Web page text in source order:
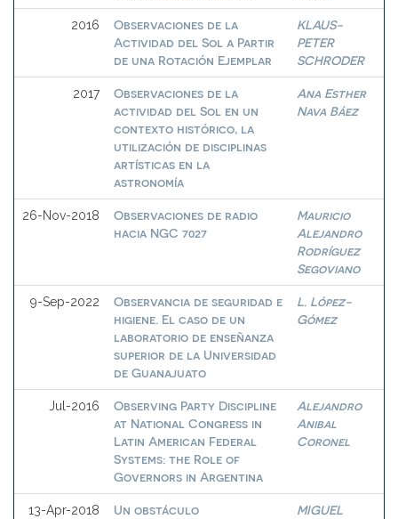
2016
Observaciones de la
Actividad del Sol a Partir
de una Rotación Ejemplar
KLAUS-
PETER
SCHRODER
2017
Observaciones de la
actividad del Sol en un
contexto histórico, la
utilización de disciplinas
artísticas en la
astronomía
Ana Esther
Nava Báez
26-Nov-2018
Observaciones de radio
hacia NGC 7027
Mauricio
Alejandro
Rodríguez
Segoviano
9-Sep-2022
Observancia de seguridad e
higiene. El caso de un
laboratorio de enseñanza
superior de la Universidad
de Guanajuato
L. López-
Gómez
Jul-2016
Observing Party Discipline
at National Congress in
Latin American Federal
Systems: the Role of
Governors in Argentina
Alejandro
Anibal
Coronel
13-Apr-2018
Un obstáculo
MIGUEL